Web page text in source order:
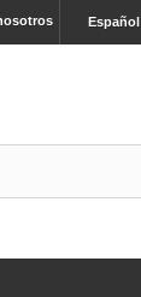
Español